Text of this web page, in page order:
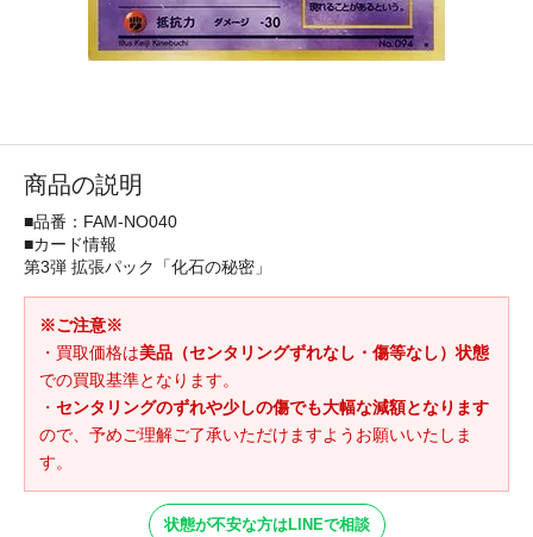
商品の説明
■品番：FAM-NO040
■カード情報
第3弾 拡張パック「化石の秘密」
※ご注意※
・買取価格は美品（センタリングずれなし・傷等なし）状態
での買取基準となります。
・ センタリングのずれや少しの傷でも大幅な減額となります
ので、予めご理解ご了承いただけますようお願いいたしま
す。
状態が不安な方はLINEで相談